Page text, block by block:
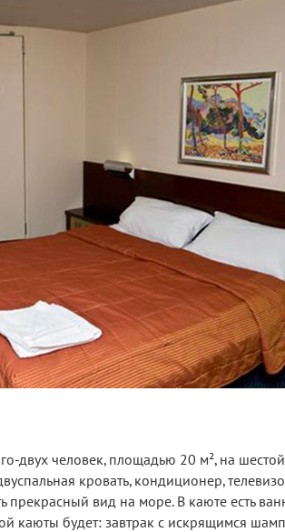
двух человек, площадью 20 м², на
кровать, кондиционер,
прекрасный вид на море. В каюте есть
каюты будет: завтрак с искрящимся